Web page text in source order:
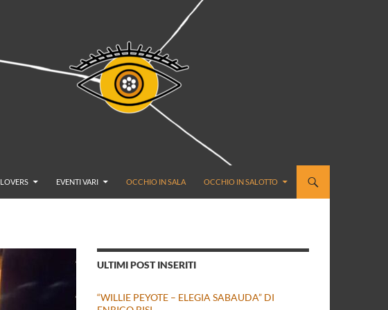
LOVERS EVENTI VARI OCCHIO IN SALA OCCHIO IN SALOTTO
ULTIMI POST INSERITI
“WILLIE PEYOTE – ELEGIA SABAUDA” DI